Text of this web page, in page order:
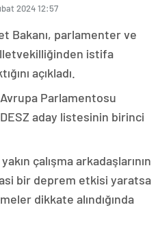
2024 12:57
Bakanı, parlamenter ve
istifa
açıkladı.
Avrupa Parlamentosu
aday listesinin birinci
çalışma arkadaşlarının
bir deprem etkisi yaratsa
dikkate alındığında